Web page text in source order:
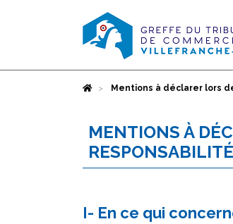
AccueilMentions à déclarer lors
MENTIONS À
I- En ce qui